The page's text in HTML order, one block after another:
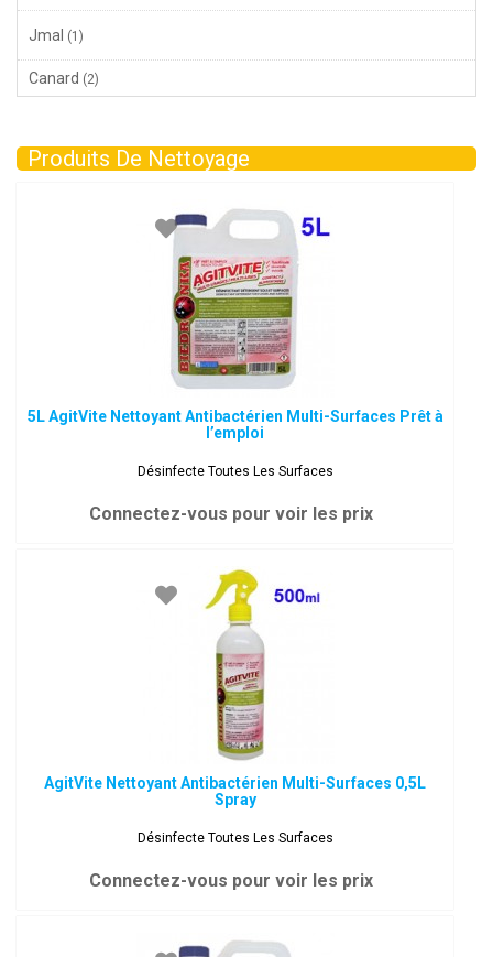
Jmal (1)
Canard (2)
Produits De Nettoyage
5L AgitVite Nettoyant Antibactérien Multi-Surfaces Prêt à
l’emploi
Désinfecte Toutes Les Surfaces
Connectez-vous pour voir les prix
AgitVite Nettoyant Antibactérien Multi-Surfaces 0,5L
Spray
Désinfecte Toutes Les Surfaces
Connectez-vous pour voir les prix